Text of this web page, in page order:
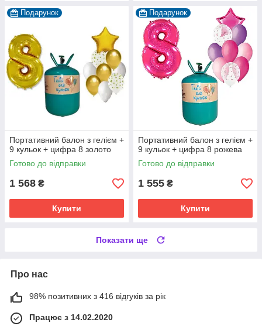
Подарунок
Портативний балон з гелієм +
9 кульок + цифра 8 золото
Готово до відправки
1 568 ₴
Купити
Подарунок
Портативний балон з гелієм +
9 кульок + цифра 8 рожева
Готово до відправки
1 555 ₴
Купити
Показати ще
Про нас
98% позитивних з 416 відгуків за рік
Працює з 14.02.2020